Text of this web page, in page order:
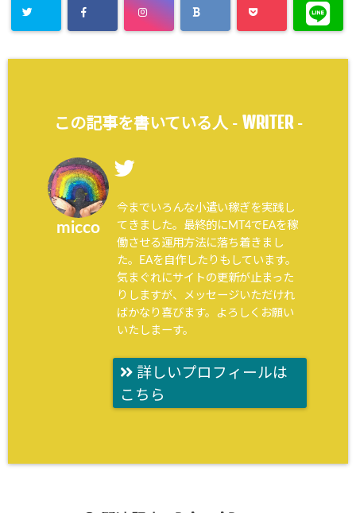
この記事を書いている人 - WRITER-
micco
今までいろんな小遣い稼ぎを実践し
てきました。最終的にMT4でEAを稼
働させる運用方法に落ち着きまし
た。EAを自作したりもしています。
気まぐれにサイトの更新が止まった
りしますが、メッセージいただけれ
ばかなり喜びます。よろしくお願い
いたしまーす。
詳しいプロフィールは
こちら